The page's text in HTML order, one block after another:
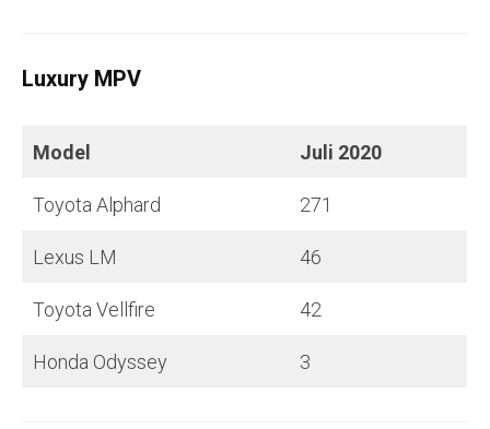
Luxury MPV
Model Juli 2020
Toyota Alphard 271
Lexus LM 46
Toyota Vellfire 42
Honda Odyssey 3